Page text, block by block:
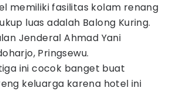
memiliki fasilitas kolam renang
luas adalah Balong Kuring.
Jenderal Ahmad Yani
Pringsewu.
ini cocok banget buat
keluarga karena hotel ini